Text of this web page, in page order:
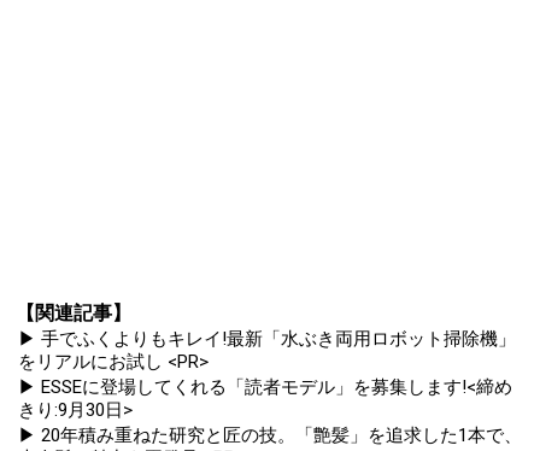
【関連記事】
▶ 手でふくよりもキレイ!最新「水ぶき両用ロボット掃除機」
をリアルにお試し <PR>
▶ ESSEに登場してくれる「読者モデル」を募集します!<締め
きり:9月30日>
▶ 20年積み重ねた研究と匠の技。「艶髪」を追求した1本で、